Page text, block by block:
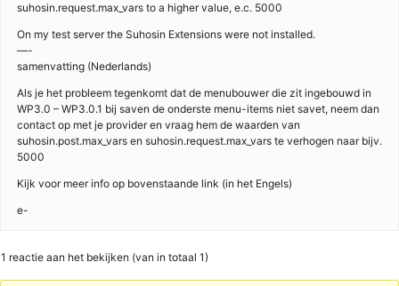
suhosin.request.max_vars to a higher value, e.c. 5000
On my test server the Suhosin Extensions were not installed.
—-
samenvatting (Nederlands)
Als je het probleem tegenkomt dat de menubouwer die zit ingebouwd in
WP3.0 – WP3.0.1 bij saven de onderste menu-items niet savet, neem dan
contact op met je provider en vraag hem de waarden van
suhosin.post.max_vars en suhosin.request.max_vars te verhogen naar bijv.
5000
Kijk voor meer info op bovenstaande link (in het Engels)
e-
1 reactie aan het bekijken (van in totaal 1)